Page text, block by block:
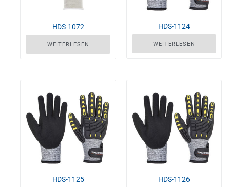
HDS-1072
WEITERLESEN
HDS-1124
WEITERLESEN
HDS-1125 HDS-1126